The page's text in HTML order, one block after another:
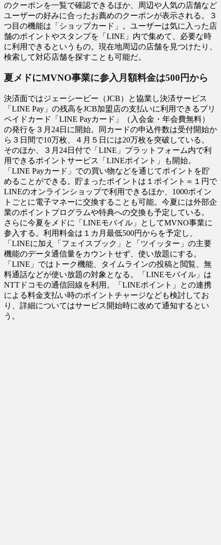
のクーポンを一覧で確認できるほか、周辺や人気の店舗など
ユーザーの好みに合ったお薦めのクーポンが表示される。３
つ目の機能は「ショップカード」。ユーザーは気に入った店
舗のポイントやスタンプを「LINE」内で集めて、必要な時
に利用できるというもの。現在地周辺の店舗を見つけたり、
検索して対応店舗を探すことも可能だ。
夏メドにMVNO事業に参入月額料金は500円から
決済面ではジェーシービー（JCB）と協業し決済サービス
「LINE Pay」の残高をJCB加盟店の支払いに利用できるプリ
ペイドカード「LINE Payカード」（入会金・年会費無料）
の発行を３月24日に開始。同カードの申込件数は受付開始か
ら３日間で10万枚、４月５日には20万枚を突破している。
そのほか、３月24日付で「LINE」プラットフォーム内で利
用できるポイントサービス「LINEポイント」も開始。
「LINE Payカード」での買い物などを通じてポイントを貯
めることができる。貯まったポイントは１ポイント＝１円で
LINEのオンラインショップで利用できるほか、1000ポイン
トごとに電子マネーに交換することも可能。今夏には外部企
業のポイントプログラムや特典への交換も予定している。
さらに今夏をメドに「LINEモバイル」としてMVNO事業に
参入する。利用料金は１カ月最低500円からを予定し、
「LINEに加え「フェイスブック」と「ツイッター」の主要
機能のデータ通信量をカウントせず、使い放題にする。
「LINE」ではトーク機能、タイムラインの投稿と閲覧、無
料通話などが使い放題の対象となる。「LINEモバイル」は
NTTドコモの通信回線を利用。「LINEポイント」との連携
による料金支払い時のポイントチャージなども検討してお
り、詳細についてはサービス開始時に改めて通知するとい
う。